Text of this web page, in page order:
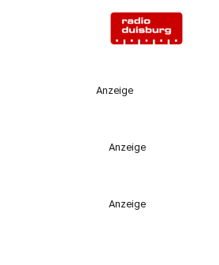
Anzeige
Anzeige
Anzeige